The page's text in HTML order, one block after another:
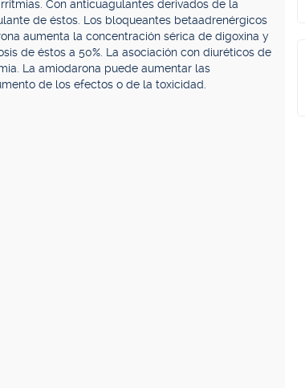
Con anticuagulantes derivados de la
de éstos. Los bloqueantes betaadrenérgicos
aumenta la concentración sérica de digoxina y
de éstos a 50%. La asociación con diuréticos de
La amiodarona puede aumentar las
de los efectos o de la toxicidad.